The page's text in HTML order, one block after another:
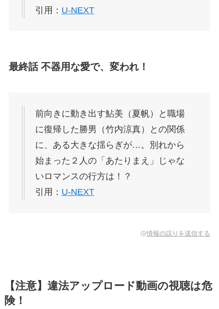
引用： U-NEXT
最終話 不器用な愛で、変われ！
前向きに動き出す鮎美（夏帆）と職場
に復帰した勝男（竹内涼真）との関係
に、ある大きな揺らぎが…。別れから
始まった２人の「あたりまえ」じゃな
いロマンスの行方は！？
引用： U-NEXT
情報の誤りを送信する
【注意】違法アップロード動画の視聴は危
険！